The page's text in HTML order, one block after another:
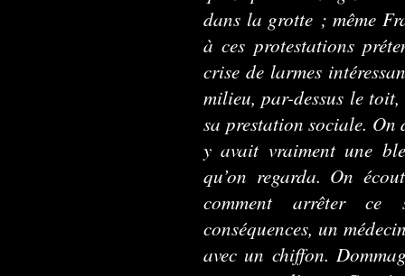
dans la grotte ; même
à ces protestations
crise de larmes
milieu, par-dessus le
sa prestation sociale.
y avait vraiment une
qu’on regarda. On
comment arrêter
conséquences, un
avec un chiffon.